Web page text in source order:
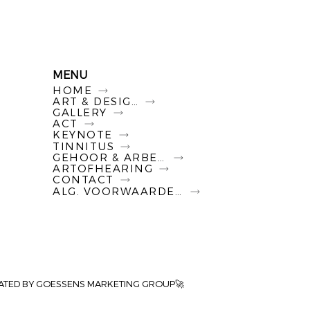
MENU
HOME
ART & DESIGN
GALLERY
ACT
KEYNOTE
TINNITUS
GEHOOR & ARBEID
ARTOFHEARING
CONTACT
ALG. VOORWAARDEN
BY GOESSENS MARKETING GROUP🚀